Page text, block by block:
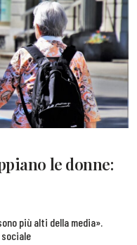
le donne:
più alti della media».
sociale